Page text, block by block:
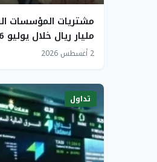
مليار ريال خلال يوليو 2026
2 أغسطس 2026
تداول